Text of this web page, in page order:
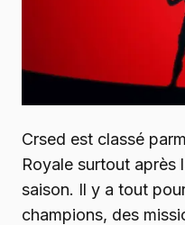
Crsed est classé
Royale surtout après
saison. Il y a tout
champions, des